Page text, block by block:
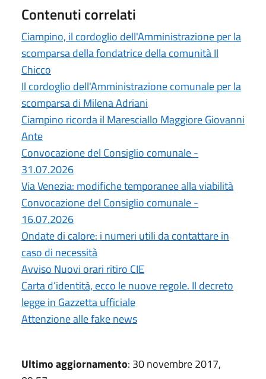
Contenuti correlati
Ciampino, il cordoglio dell'Amministrazione per la
scomparsa della fondatrice della comunità Il
Chicco
Il cordoglio dell'Amministrazione comunale per la
scomparsa di Milena Adriani
Ciampino ricorda il Maresciallo Maggiore Giovanni
Ante
Convocazione del Consiglio comunale -
31.07.2026
Via Venezia: modifiche temporanee alla viabilità
Convocazione del Consiglio comunale -
16.07.2026
Ondate di calore: i numeri utili da contattare in
caso di necessità
Avviso Nuovi orari ritiro CIE
Carta d’identità, ecco le nuove regole. Il decreto
legge in Gazzetta ufficiale
Attenzione alle fake news
Ultimo aggiornamento: 30 novembre 2017,